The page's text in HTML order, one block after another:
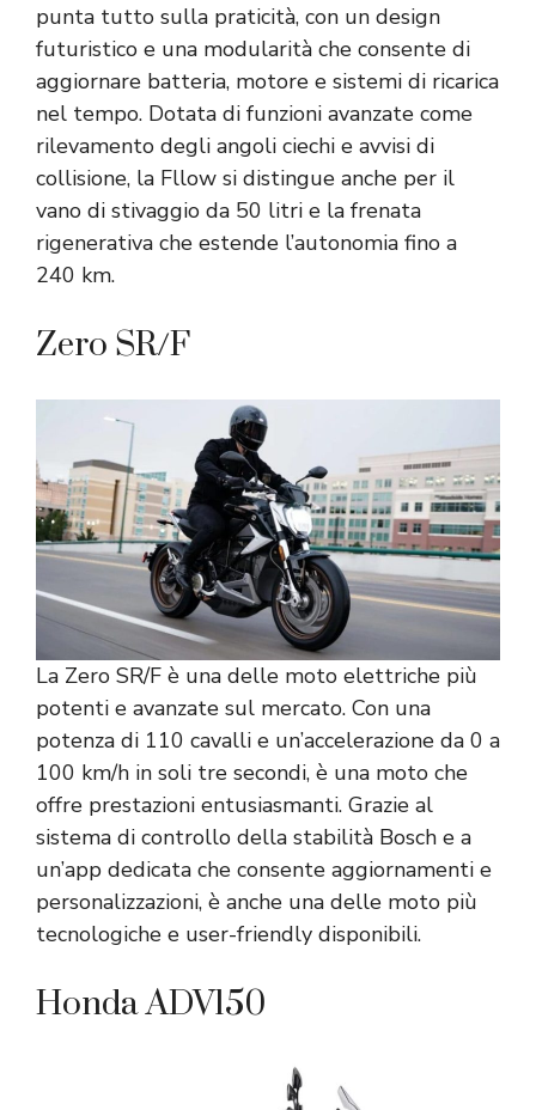
punta tutto sulla praticità, con un design
futuristico e una modularità che consente di
aggiornare batteria, motore e sistemi di ricarica
nel tempo. Dotata di funzioni avanzate come
rilevamento degli angoli ciechi e avvisi di
collisione, la Fllow si distingue anche per il
vano di stivaggio da 50 litri e la frenata
rigenerativa che estende l’autonomia fino a
240 km.
Zero SR/F
La Zero SR/F è una delle moto elettriche più
potenti e avanzate sul mercato. Con una
potenza di 110 cavalli e un’accelerazione da 0 a
100 km/h in soli tre secondi, è una moto che
offre prestazioni entusiasmanti. Grazie al
sistema di controllo della stabilità Bosch e a
un’app dedicata che consente aggiornamenti e
personalizzazioni, è anche una delle moto più
tecnologiche e user-friendly disponibili.
Honda ADV150